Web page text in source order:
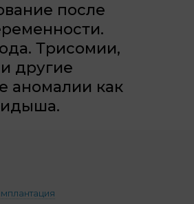
после
Трисомии,
другие
аномалии как